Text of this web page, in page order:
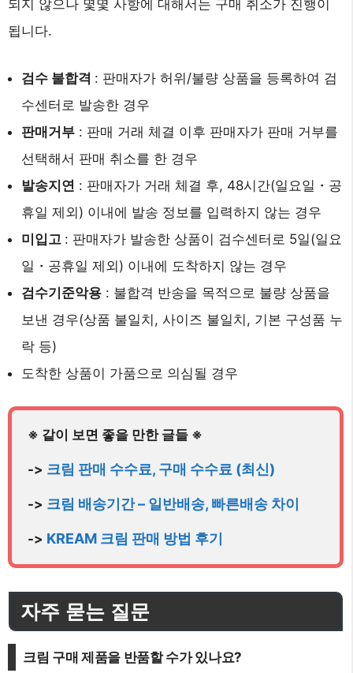
되지 않으나 몇몇 사항에 대해서는 구매 취소가 진행이
됩니다.
검수 불합격 : 판매자가 허위/불량 상품을 등록하여 검
수센터로 발송한 경우
판매거부 : 판매 거래 체결 이후 판매자가 판매 거부를
선택해서 판매 취소를 한 경우
발송지연 : 판매자가 거래 체결 후, 48시간(일요일・공
휴일 제외) 이내에 발송 정보를 입력하지 않는 경우
미입고 : 판매자가 발송한 상품이 검수센터로 5일(일요
일・공휴일 제외) 이내에 도착하지 않는 경우
검수기준악용 : 불합격 반송을 목적으로 불량 상품을
보낸 경우(상품 불일치, 사이즈 불일치, 기본 구성품 누
락 등)
도착한 상품이 가품으로 의심될 경우
->
-> 크림 배송기간 – 일반배송, 빠른배송 차이
-> KREAM 크림 판매 방법 후기
자주 묻는 질문
크림 구매 제품을 반품할 수가 있나요?